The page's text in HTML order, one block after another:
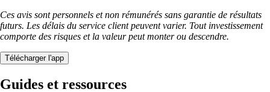
Ces avis sont personnels et non rémunérés sans garantie de résultats
futurs. Les délais du service client peuvent varier. Tout investissement
comporte des risques et la valeur peut monter ou descendre.
Télécharger l'app
Guides et ressources